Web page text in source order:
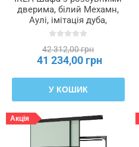
дверима, білий Мехамн,
Аулі, імітація дуба,
просоченого білою
202x65x240 см SKYTTA /
BOAXEL БОАКСЕЛЬ,
42 312,00 грн
41 234,00 грн
У КОШИК
Акція